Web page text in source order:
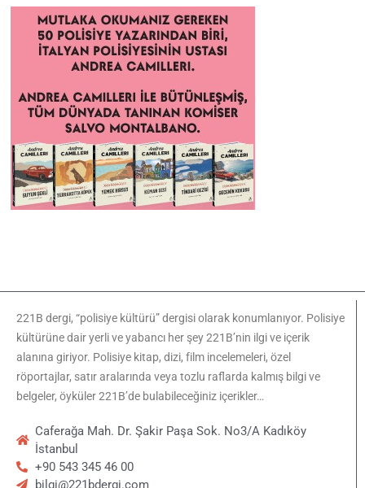
221B dergi, “polisiye kültürü” dergisi olarak konumlanıyor. Polisiye
kültürüne dair yerli ve yabancı her şey 221B’nin ilgi ve içerik
alanına giriyor. Polisiye kitap, dizi, film incelemeleri, özel
röportajlar, satır aralarında veya tozlu raflarda kalmış bilgi ve
belgeler, öyküler 221B’de bulabileceğiniz içerikler…
Caferağa Mah. Dr. Şakir Paşa Sok. No3/A Kadıköy
İstanbul
+90 543 345 46 00
bilgi@221bdergi.com